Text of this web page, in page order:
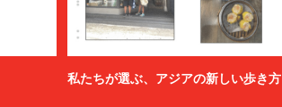
私たちが選ぶ、アジアの新しい歩き方